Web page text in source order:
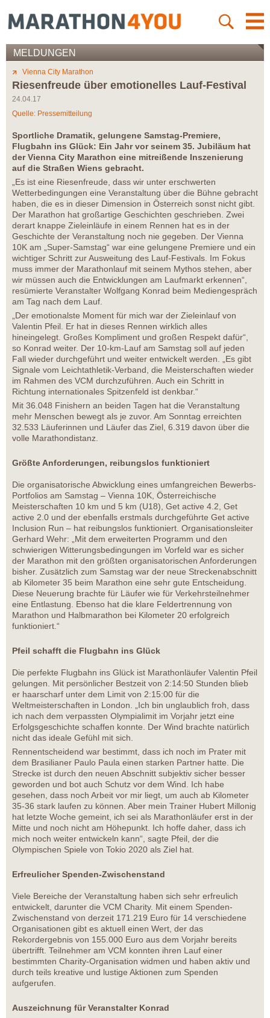
MELDUNGEN
Vienna City Marathon
Riesenfreude über emotionelles Lauf-Festival
24.04.17
Quelle: Pressemitteilung
Sportliche Dramatik, gelungene Samstag-Premiere,
Flugbahn ins Glück: Ein Jahr vor seinem 35. Jubiläum hat
der Vienna City Marathon eine mitreißende Inszenierung
auf die Straßen Wiens gebracht.
„Es ist eine Riesenfreude, dass wir unter erschwerten
Wetterbedingungen eine Veranstaltung über die Bühne gebracht
haben, die es in dieser Dimension in Österreich sonst nicht gibt.
Der Marathon hat großartige Geschichten geschrieben. Zwei
derart knappe Zieleinläufe in einem Rennen hat es in der
Geschichte der Veranstaltung noch nie gegeben. Der Vienna
10K am „Super-Samstag“ war eine gelungene Premiere und ein
wichtiger Schritt zur Ausweitung des Lauf-Festivals. Im Fokus
muss immer der Marathonlauf mit seinem Mythos stehen, aber
wir müssen auch die Entwicklungen am Laufmarkt erkennen“,
resümierte Veranstalter Wolfgang Konrad beim Mediengespräch
am Tag nach dem Lauf.
„Der emotionalste Moment für mich war der Zieleinlauf von
Valentin Pfeil. Er hat in dieses Rennen wirklich alles
hineingelegt. Großes Kompliment und großen Respekt dafür“,
so Konrad weiter. Der 10-km-Lauf am Samstag soll auf jeden
Fall wieder durchgeführt und weiter entwickelt werden. „Es gibt
Signale vom Leichtathletik-Verband, die Meisterschaften wieder
im Rahmen des VCM durchzuführen. Auch ein Schritt in
Richtung internationales Spitzenfeld ist denkbar.“
Mit 36.048 Finishern an beiden Tagen hat die Veranstaltung
mehr Menschen bewegt als je zuvor. Am Sonntag erreichten
32.533 Läuferinnen und Läufer das Ziel, 6.319 davon über die
volle Marathondistanz.
Größte Anforderungen, reibungslos funktioniert
Die organisatorische Abwicklung eines umfangreichen Bewerbs-
Portfolios am Samstag – Vienna 10K, Österreichische
Meisterschaften 10 km und 5 km (U18), Get active 4.2, Get
active 2.0 und der ebenfalls erstmals durchgeführte Get active
Inclusion Run – hat reibungslos funktioniert. Organisationsleiter
Gerhard Wehr: „Mit dem erweiterten Programm und den
schwierigen Witterungsbedingungen im Vorfeld war es sicher
der Marathon mit den größten organisatorischen Anforderungen
bisher. Zusätzlich zum Samstag war der neue Streckenabschnitt
ab Kilometer 35 beim Marathon eine sehr gute Entscheidung.
Diese Neuerung brachte für Läufer wie für Verkehrsteilnehmer
eine Entlastung. Ebenso hat die klare Feldertrennung von
Marathon und Halbmarathon bei Kilometer 20 erfolgreich
funktioniert.“
Pfeil schafft die Flugbahn ins Glück
Die perfekte Flugbahn ins Glück ist Marathonläufer Valentin Pfeil
gelungen. Mit persönlicher Bestzeit von 2:14:50 Stunden blieb
er haarscharf unter dem Limit von 2:15:00 für die
Weltmeisterschaften in London. „Ich bin unglaublich froh, dass
ich nach dem verpassten Olympialimit im Vorjahr jetzt eine
Erfolgsgeschichte schaffen konnte. Der Wind brachte natürlich
nicht das ideale Gefühl mit sich.
Rennentscheidend war bestimmt, dass ich noch im Prater mit
dem Brasilianer Paulo Paula einen starken Partner hatte. Die
Strecke ist durch den neuen Abschnitt subjektiv sicher besser
geworden und bot auch Schutz vor dem Wind. Ich habe
gesehen, dass noch Arbeit vor mir liegt, um auch ab Kilometer
35-36 stark laufen zu können. Aber mein Trainer Hubert Millonig
hat letzte Woche gemeint, ich sei als Marathonläufer erst in der
Mitte und noch nicht am Höhepunkt. Ich hoffe daher, dass ich
mich noch weiter entwickeln kann“, sagte Pfeil, der die
Olympischen Spiele von Tokio 2020 als Ziel hat.
Erfreulicher Spenden-Zwischenstand
Viele Bereiche der Veranstaltung haben sich sehr erfreulich
entwickelt, darunter die VCM Charity. Mit einem Spenden-
Zwischenstand von derzeit 171.219 Euro für 14 verschiedene
Organisationen gibt es aktuell einen Wert, der das
Rekordergebnis von 155.000 Euro aus dem Vorjahr bereits
übertrifft. Teilnehmer am VCM konnten ihren Lauf einer
bestimmten Charity-Organisation widmen und haben aktiv und
durch teils kreative und lustige Aktionen zum Spenden
aufgerufen.
Auszeichnung für Veranstalter Konrad